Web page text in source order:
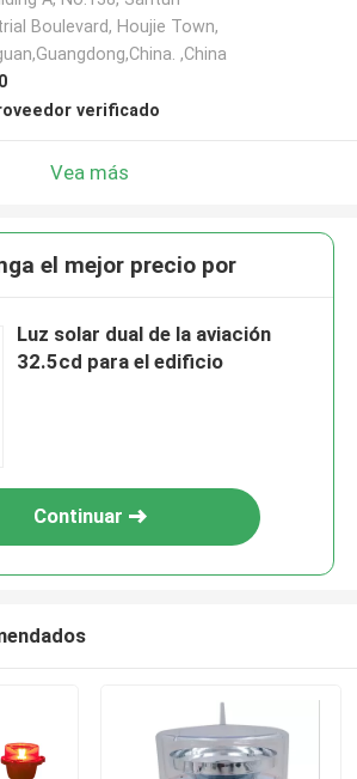
Boulevard, Houjie Town,
,China
verificado
Vea más
el mejor precio por
Luz solar dual de la aviación
32.5cd para el edificio
Continuar